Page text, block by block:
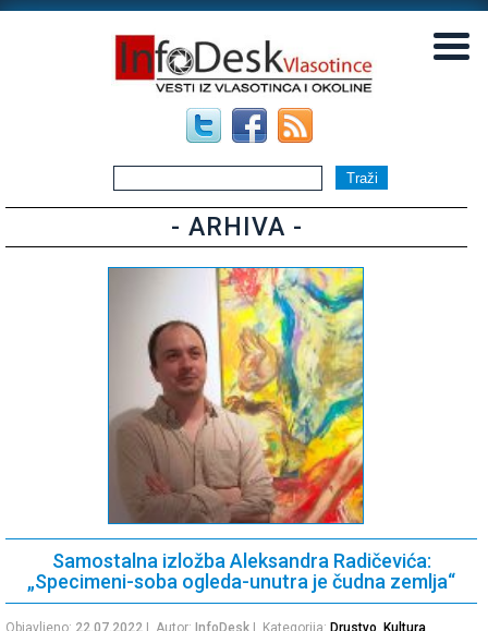
- ARHIVA -
Samostalna izložba Aleksandra Radičevića:
„Specimeni-soba ogleda-unutra je čudna zemlja“